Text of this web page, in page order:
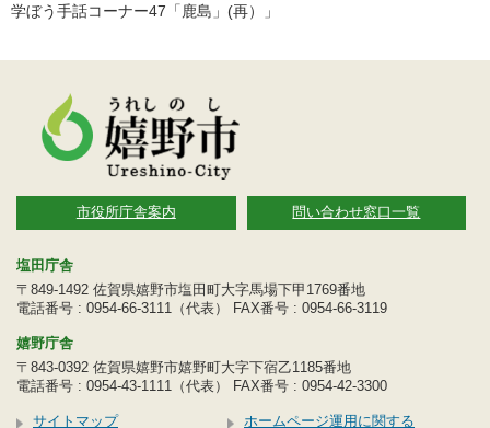
学ぼう手話コーナー47「鹿島」(再）」
市役所庁舎案内 問い合わせ窓口一覧
塩田庁舎
〒849-1492 佐賀県嬉野市塩田町大字馬場下甲1769番地
電話番号 : 0954-66-3111（代表） FAX番号 : 0954-66-3119
嬉野庁舎
〒843-0392 佐賀県嬉野市嬉野町大字下宿乙1185番地
電話番号 : 0954-43-1111（代表） FAX番号 : 0954-42-3300
サイトマップ ホームページ運用に関する